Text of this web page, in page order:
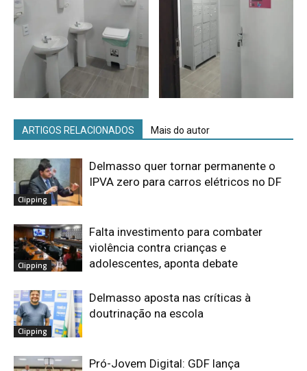
ARTIGOS RELACIONADOS Mais do autor
Clipping
Delmasso quer tornar permanente o
IPVA zero para carros elétricos no DF
Clipping
Falta investimento para combater
violência contra crianças e
adolescentes, aponta debate
Clipping
Delmasso aposta nas críticas à
doutrinação na escola
Pró-Jovem Digital: GDF lança